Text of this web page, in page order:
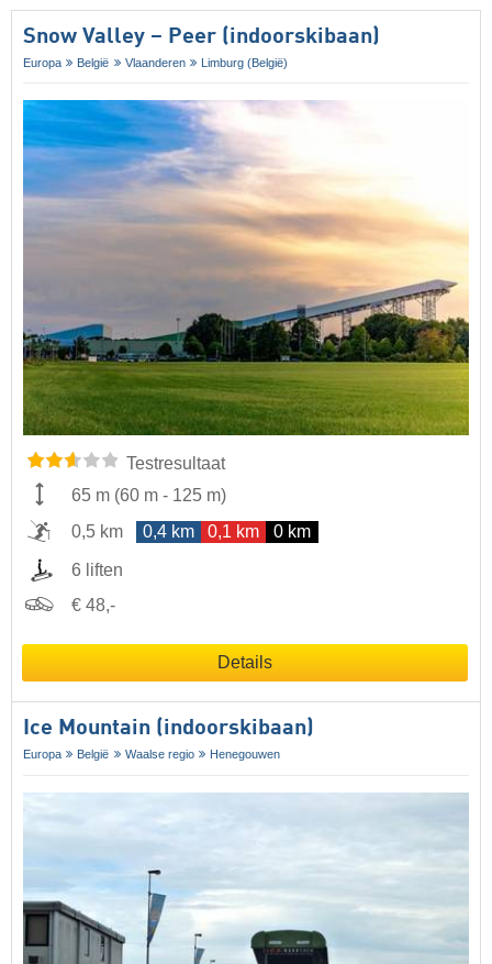
Snow Valley – Peer (indoorskibaan)
Europa België Vlaanderen Limburg (België)
Testresultaat
65 m (60 m - 125 m)
0,5 km
0,4 km 0,1 km 0 km
6 liften
€ 48,-
Details
Ice Mountain (indoorskibaan)
Europa België Waalse regio Henegouwen